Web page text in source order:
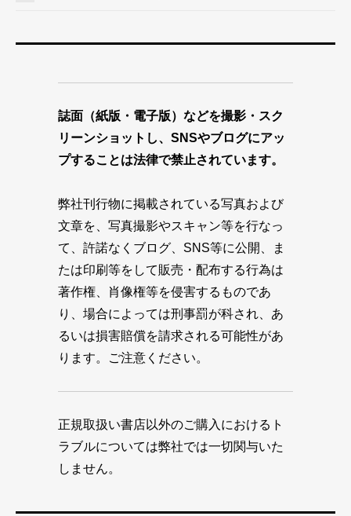
誌面（紙版・電子版）などを撮影・スク
リーンショットし、SNSやブログにアッ
プすることは法律で禁止されています。
弊社刊行物に掲載されている写真および
文章を、写真撮影やスキャン等を行なっ
て、許諾なくブログ、SNS等に公開、ま
たは印刷等をして販売・配布する行為は
著作権、肖像権等を侵害するものであ
り、場合によっては刑事罰が科され、あ
るいは損害賠償を請求される可能性があ
ります。ご注意ください。
正規取扱い書店以外のご購入におけるト
ラブルについては弊社では一切関与いた
しません。